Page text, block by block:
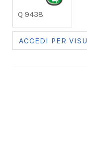
Q 9438
ACCEDI PER